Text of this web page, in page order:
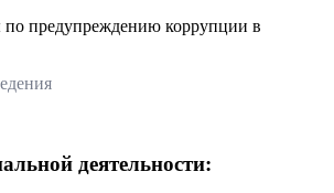
предупреждению коррупции в
деятельности: